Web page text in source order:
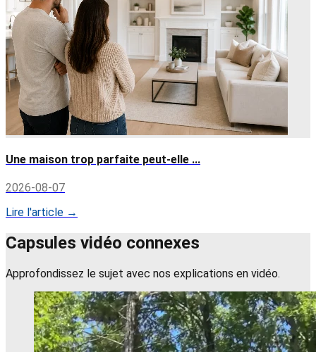
Une maison trop parfaite peut-elle ...
2026-08-07
Lire l'article →
Capsules vidéo connexes
Approfondissez le sujet avec nos explications en vidéo.